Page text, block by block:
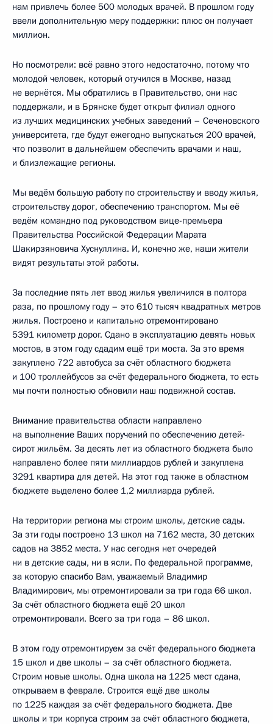
нам привлечь более 500 молодых врачей. В прошлом году
ввели дополнительную меру поддержки: плюс он получает
миллион.
Но посмотрели: всё равно этого недостаточно, потому что
молодой человек, который отучился в Москве, назад
не вернётся. Мы обратились в Правительство, они нас
поддержали, и в Брянске будет открыт филиал одного
из лучших медицинских учебных заведений – Сеченовского
университета, где будут ежегодно выпускаться 200 врачей,
что позволит в дальнейшем обеспечить врачами и наш,
и близлежащие регионы.
Мы ведём большую работу по строительству и вводу жилья,
строительству дорог, обеспечению транспортом. Мы её
ведём командно под руководством вице-премьера
Правительства Российской Федерации Марата
Шакирзяновича Хуснуллина. И, конечно же, наши жители
видят результаты этой работы.
За последние пять лет ввод жилья увеличился в полтора
раза, по прошлому году – это 610 тысяч квадратных метров
жилья. Построено и капитально отремонтировано
5391 километр дорог. Сдано в эксплуатацию девять новых
мостов, в этом году сдадим ещё три моста. За это время
закуплено 722 автобуса за счёт областного бюджета
и 100 троллейбусов за счёт федерального бюджета, то есть
мы почти полностью обновили наш подвижной состав.
Внимание правительства области направлено
на выполнение Ваших поручений по обеспечению детей-
сирот жильём. За десять лет из областного бюджета было
направлено более пяти миллиардов рублей и закуплена
3291 квартира для детей. На этот год также в областном
бюджете выделено более 1,2 миллиарда рублей.
На территории региона мы строим школы, детские сады.
За эти годы построено 13 школ на 7162 места, 30 детских
садов на 3852 места. У нас сегодня нет очередей
ни в детские сады, ни в ясли. По федеральной программе,
за которую спасибо Вам, уважаемый Владимир
Владимирович, мы отремонтировали за три года 66 школ.
За счёт областного бюджета ещё 20 школ
отремонтировали. Всего за три года – 86 школ.
В этом году отремонтируем за счёт федерального бюджета
15 школ и две школы – за счёт областного бюджета.
Строим новые школы. Одна школа на 1225 мест сдана,
открываем в феврале. Строится ещё две школы
по 1225 каждая за счёт федерального бюджета. Две
школы и три корпуса строим за счёт областного бюджета,